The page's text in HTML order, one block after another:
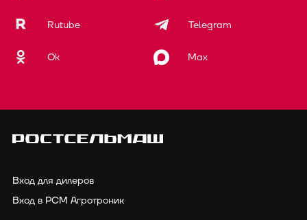
Rutube Telegram
Ok Max
Вход для дилеров
Вход в РСМ Агротроник